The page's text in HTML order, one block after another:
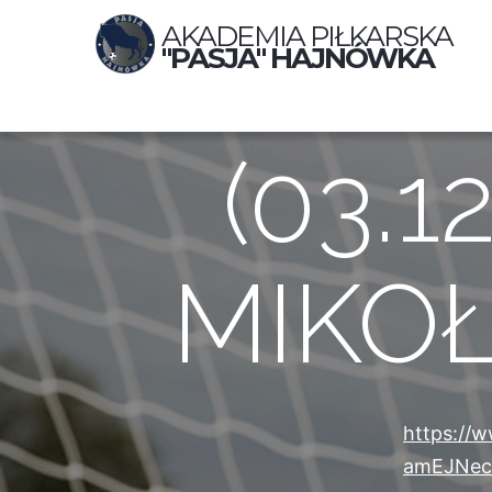
AKADEMIA PIŁKARSKA
"PASJA" HAJNÓWKA
https://